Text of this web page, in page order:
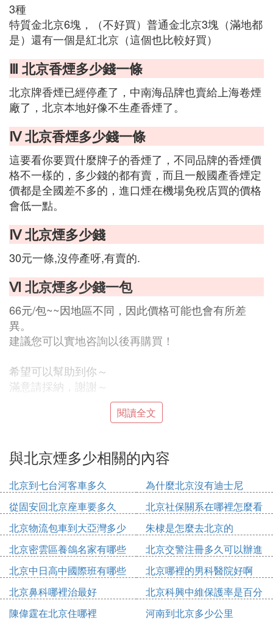
3種
特質金北京6塊，（不好買）普通金北京3塊（滿地都
是）還有一個是紅北京（這個也比較好買）
Ⅲ 北京香煙多少錢一條
北京牌香煙已經停產了，中南海品牌也賣給上海卷煙
廠了，北京本地好像不生產香煙了。
Ⅳ 北京香煙多少錢一條
這要看你要買什麼牌子的香煙了，不同品牌的香煙價
格不一樣的，多少錢的都有賣，而且一般國產香煙定
價都是全國差不多的，進口煙在機場免稅店買的價格
會低一點。
Ⅳ 北京煙多少錢
30元一條,沒停產呀,有賣的.
Ⅵ 北京煙多少錢一包
66元/包~~因地區不同，因此價格可能也會有所差
異。
建議您可以實地咨詢以後再購買！
希望可以幫助到你～
滿意請採納，謝謝～
Ⅷ 北京煙多少錢一包.
北京(金) Beijing (Golden)
特徵： 產品商標中毛澤東主席親手書寫的「北京」
二字遒勁有力，配上雄偉的天安門城樓作為商標圖
案，起到畫龍點睛的作用，並使整個商標雍容華貴，
富麗堂皇，充分體現了北京卷煙的風采。「北京」系
列產品「金北京」、「特製北京」行銷全國各地，97
年為迎接香港回歸而研製的「紅北京」一上市就引起
轟動，該商標亦被評為北京市著名商標。天安門是北
京的驕傲，也是「北京」的驕傲。
閱讀全文
與北京煙多少相關的內容
北京到七台河客車多久
為什麼北京沒有迪士尼
從固安回北京座車要多久
北京社保關系在哪裡怎麼看
北京物流包車到大亞灣多少
錢
朱棣是怎麼去北京的
北京密雲區養鴿名家有哪些
人
北京交警注冊多久可以辦進
京證
北京中日高中國際班有哪些
北京哪裡的男科醫院好啊
北京鼻科哪裡治最好
北京科興中維保護率是百分
之多少
陳偉霆在北京住哪裡 河南到北京多少公里